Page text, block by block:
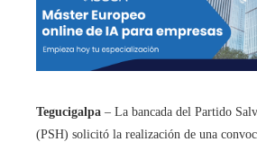
Tegucigalpa – La bancada del Partido
(PSH) solicitó la realización de una